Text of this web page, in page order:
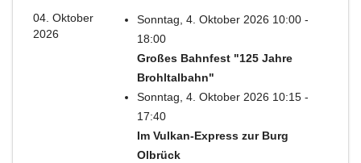
04. Oktober
2026
Sonntag, 4. Oktober 2026 10:00 -
18:00
Großes Bahnfest "125 Jahre
Brohltalbahn"
Sonntag, 4. Oktober 2026 10:15 -
17:40
Im Vulkan-Express zur Burg
Olbrück